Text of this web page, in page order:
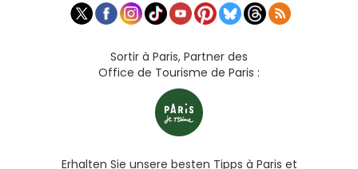
Sortir à Paris, Partner des
Office de Tourisme de Paris :
Erhalten Sie unsere besten Tipps à Paris et